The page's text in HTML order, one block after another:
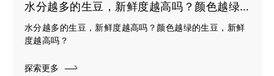
水分越多的生豆，新鲜度越高吗？颜色越绿的生豆，新鲜度越高吗？
水分越多的生豆，新鲜度越高吗？颜色越绿的生豆，新鲜
度越高吗？
探索更多